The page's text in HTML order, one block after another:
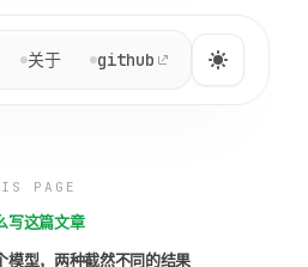
关于 github
PAGE
写这篇文章
模型，两种截然不同的结果